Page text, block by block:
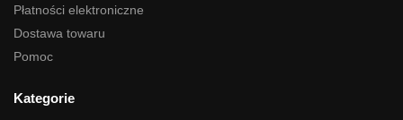
Płatności elektroniczne
Dostawa towaru
Pomoc
Kategorie